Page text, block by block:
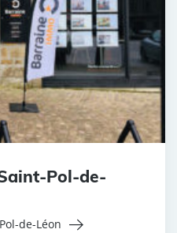
Pol-de-
de-Léon